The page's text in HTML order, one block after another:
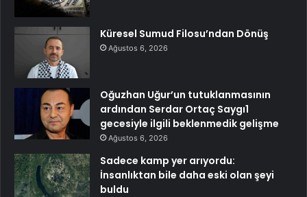
Küresel Sumud Filosu’ndan Dönüş
Ağustos 6, 2026
Oğuzhan Uğur’un tutuklanmasının
ardından Serdar Ortaç Saygı1
gecesiyle ilgili beklenmedik gelişme
Ağustos 6, 2026
Sadece kamp yer arıyordu:
İnsanlıktan bile daha eski olan şeyi
buldu